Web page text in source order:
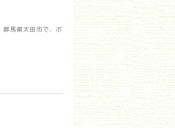
群馬県太田市で、ボ